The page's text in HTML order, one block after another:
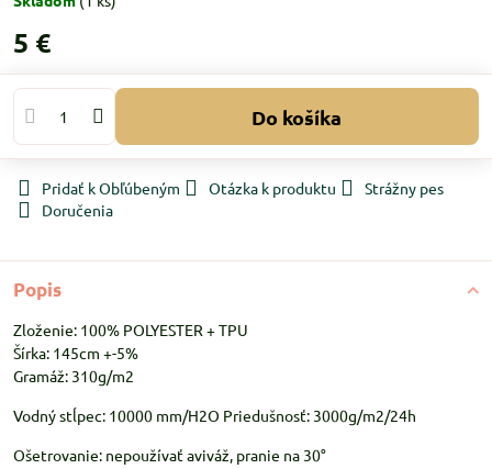
5 €
Do košíka
Pridať k Obľúbeným Otázka k produktu
Strážny pes
Doručenia
Popis
Zloženie: 100% POLYESTER + TPU
Šírka: 145cm +-5%
Gramáž: 310g/m2
Vodný stĺpec: 10000 mm/H2O Priedušnosť: 3000g/m2/24h
Ošetrovanie: nepoužívať aviváž, pranie na 30°